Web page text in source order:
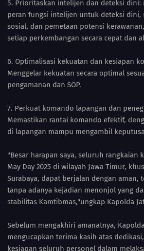
5. Prioritaskan intelijen dan deteksi dini:
peran fungsi intelijen untuk deteksi
sosial, dan pemetaan potensi
setiap perkembangan secara cepat dan
6. Optimalisasi kekuatan dan kesiapan
Menggelar kekuatan secara optimal
pengamanan dan SOP.
7. Perkuat komando lapangan dan
Memastikan rantai komando efektif,
di lapangan mampu mengambil
"Besar harapan saya, seluruh rangkaian
May Day 2025 di wilayah Jawa Timur,
Surabaya, dapat berjalan dengan aman,
tanpa adanya kejadian menonjol yang
stabilitas Kamtibmas,"ungkap Kapolda
Sebelum mengakhiri amanatnya,
mengucapkan terima kasih atas
kesiapan seluruh personel dalam